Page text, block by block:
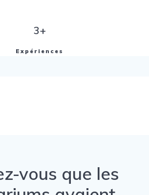
3+
Expériences
vous que les